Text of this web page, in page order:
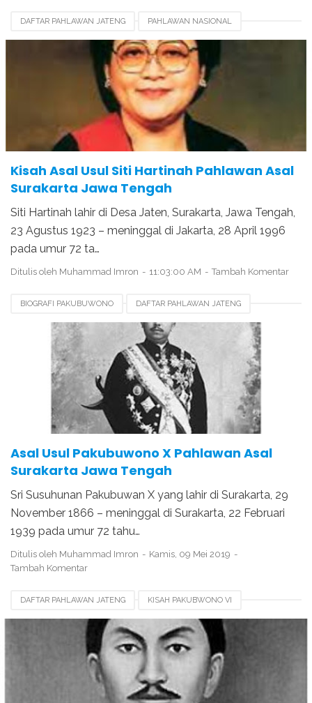
DAFTAR PAHLAWAN JATENG PAHLAWAN NASIONAL
SITI HARTINAH
Kisah Asal Usul Siti Hartinah Pahlawan Asal
Surakarta Jawa Tengah
Siti Hartinah lahir di Desa Jaten, Surakarta, Jawa Tengah,
23 Agustus 1923 – meninggal di Jakarta, 28 April 1996
pada umur 72 ta…
Ditulis oleh Muhammad Imron 11:03:00 AM Tambah Komentar
BIOGRAFI PAKUBUWONO DAFTAR PAHLAWAN JATENG
PAHLAWAN NASIONAL
Asal Usul Pakubuwono X Pahlawan Asal
Surakarta Jawa Tengah
Sri Susuhunan Pakubuwan X yang lahir di Surakarta, 29
November 1866 – meninggal di Surakarta, 22 Februari
1939 pada umur 72 tahu…
Ditulis oleh Muhammad Imron
Kamis, 09 Mei 2019
Tambah Komentar
DAFTAR PAHLAWAN JATENG KISAH PAKUBWONO VI
PAHLAWAN NASIONAL